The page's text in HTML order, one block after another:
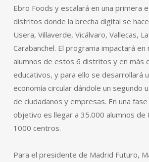
Ebro Foods y escalará en una primera
distritos donde la brecha digital se
Usera, Villaverde, Vicálvaro, Vallecas,
Carabanchel. El programa impactará
alumnos de estos 6 distritos y en más
educativos, y para ello se desarrollará
economía circular dándole un segundo
de ciudadanos y empresas. En una
objetivo es llegar a 35.000 alumnos de
1000 centros.
Para el presidente de Madrid Futuro,